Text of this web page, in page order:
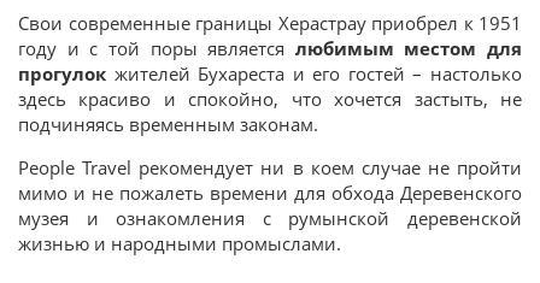
Свои современные границы Херастрау приобрел к 1951
году и с той поры является любимым местом для
прогулок жителей Бухареста и его гостей – настолько
здесь красиво и спокойно, что хочется застыть, не
подчиняясь временным законам.
People Travel рекомендует ни в коем случае не пройти
мимо и не пожалеть времени для обхода Деревенского
музея и ознакомления с румынской деревенской
жизнью и народными промыслами.